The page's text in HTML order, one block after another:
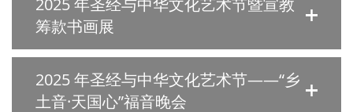
筹款书画展
2025 年圣经与中华文化艺术节——“乡
土音·天国心”福音晚会